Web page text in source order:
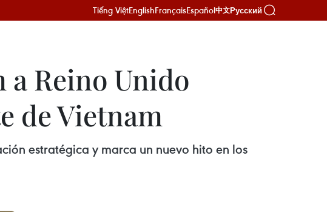
Tiếng ViệtEnglishFrançaisEspañol中文Русский
a Reino Unido
de Vietnam
estratégica y marca un nuevo hito en los